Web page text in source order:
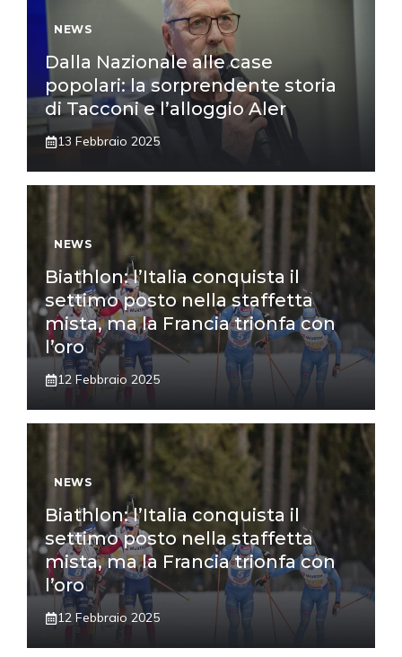
NEWS
Dalla Nazionale alle case
popolari: la sorprendente storia
di Tacconi e l’alloggio Aler
13 Febbraio 2025
NEWS
Biathlon: l’Italia conquista il
settimo posto nella staffetta
mista, ma la Francia trionfa con
l’oro
12 Febbraio 2025
NEWS
Biathlon: l’Italia conquista il
settimo posto nella staffetta
mista, ma la Francia trionfa con
l’oro
12 Febbraio 2025